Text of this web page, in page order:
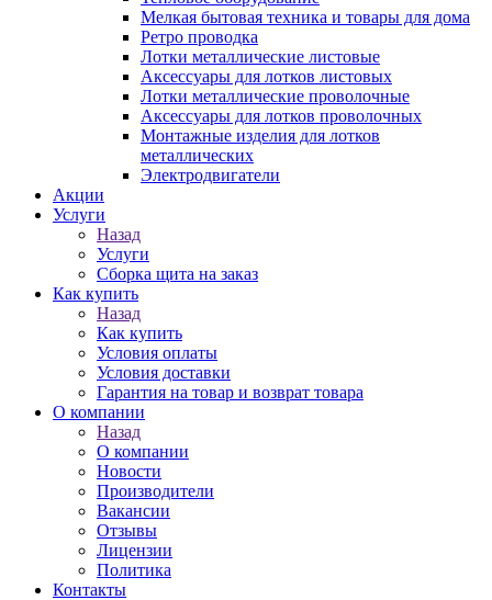
Мелкая бытовая техника и товары для дома
Ретро проводка
Лотки металлические листовые
Аксессуары для лотков листовых
Лотки металлические проволочные
Аксессуары для лотков проволочных
Монтажные изделия для лотков
металлических
Электродвигатели
Акции
Услуги
Назад
Услуги
Сборка щита на заказ
Как купить
Назад
Как купить
Условия оплаты
Условия доставки
Гарантия на товар и возврат товара
О компании
Назад
О компании
Новости
Производители
Вакансии
Отзывы
Лицензии
Политика
Контакты